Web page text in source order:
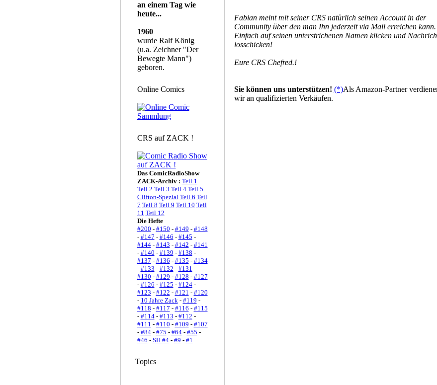
an einem Tag wie
heute...
1960
wurde Ralf König
(u.a. Zeichner "Der
Bewegte Mann")
geboren.
Online Comics
CRS auf ZACK !
Das ComicRadioShow
ZACK-Archiv : Teil 1
Teil 2 Teil 3 Teil 4 Teil 5
Clifton-Spezial Teil 6 Teil
7 Teil 8 Teil 9 Teil 10 Teil
11 Teil 12
Die Hefte
#200 - #150 - #149 - #148
- #147 - #146 - #145 -
#144- #143 - #142 - #141
- #140 - #139 - #138 -
#137 - #136 - #135 - #134
- #133 - #132 - #131 -
#130 - #129 - #128 - #127
- #126 - #125 - #124-
#123 - #122 - #121 - #120
- 10 Jahre Zack- #119 -
#118 - #117 - #116 - #115
- #114- #113 - #112 -
#111 - #110 - #109 - #107
- #84- #75 - #64- #55 -
#46 - SH #4- #9 - #1
Topics
Fabian meint mit seiner CRS natürlich seinen Account in der
Community über den man Ihn jederzeit via Mail erreichen kann.
Einfach auf seinen unterstrichenen Namen klicken und
losschicken!
Eure CRS Chefred.!
Sie können uns unterstützen! (*)Als Amazon-Partner
wir an qualifizierten Verkäufen.